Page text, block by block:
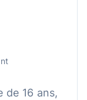
de 16 ans,